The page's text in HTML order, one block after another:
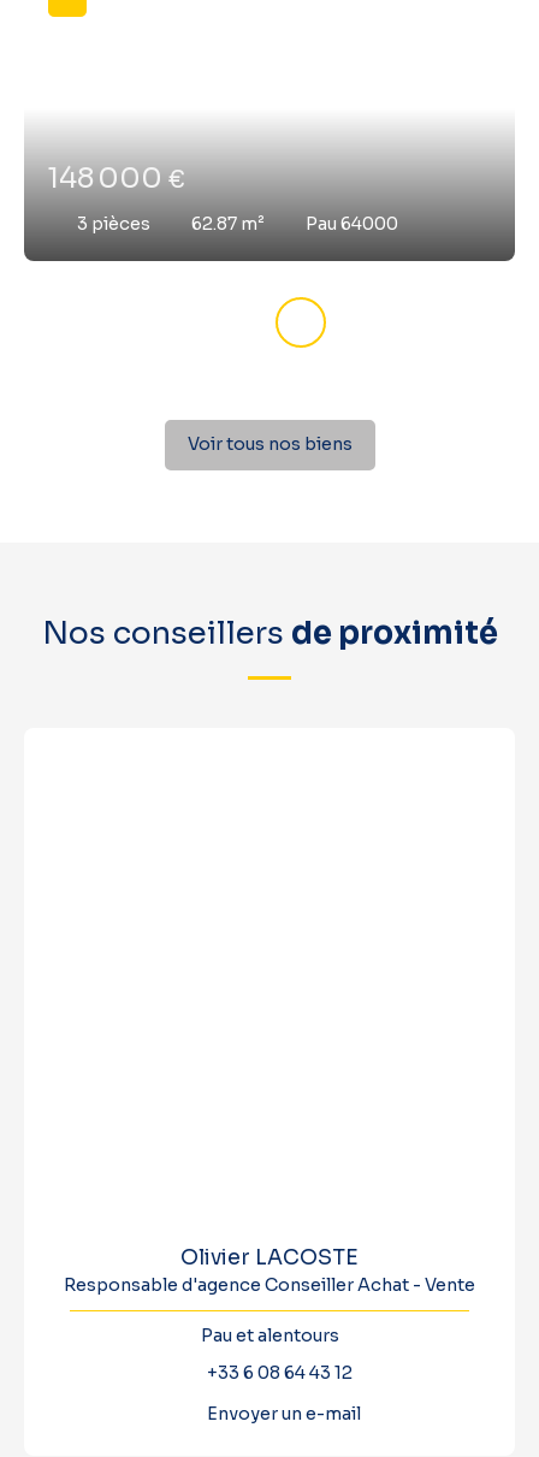
148 000€
3 pièces 62.87 m² Pau 64000
Voir tous nos biens
Nos conseillers de proximité
Olivier LACOSTE
Responsable d'agence Conseiller Achat - Vente
Pau et alentours
+33 6 08 64 43 12
Envoyer un e-mail